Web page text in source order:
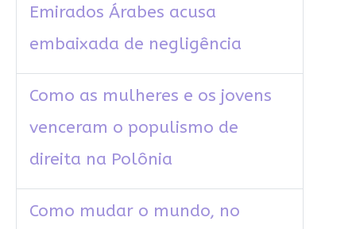
Emirados Árabes acusa
embaixada de negligência
Como as mulheres e os jovens
venceram o populismo de
direita na Polônia
Como mudar o mundo, no